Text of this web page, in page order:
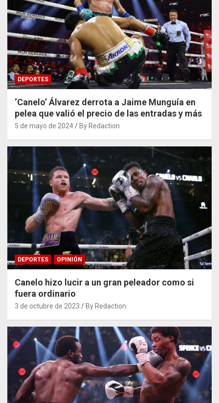
DEPORTES
‘Canelo’ Álvarez derrota a Jaime Munguía en
pelea que valió el precio de las entradas y más
5 de mayo de 2024 By Redaction
DEPORTES OPINIÓN
Canelo hizo lucir a un gran peleador como si
fuera ordinario
3 de octubre de 2023 By Redaction